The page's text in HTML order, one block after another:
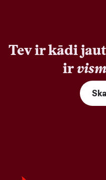
Tev ir kādi
ir